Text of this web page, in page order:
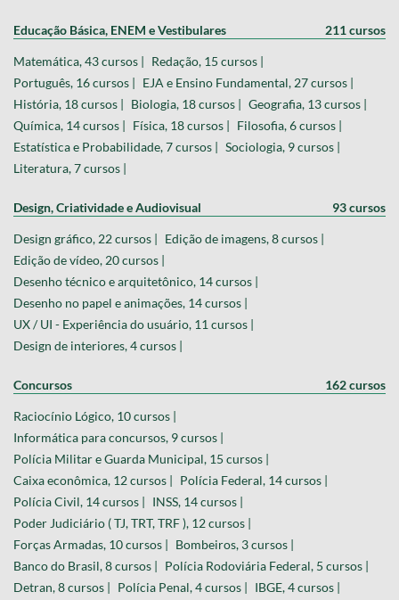
Educação Básica, ENEM e Vestibulares 211 cursos
Matemática, 43 cursos | Redação, 15 cursos |
Português, 16 cursos | EJA e Ensino Fundamental, 27 cursos |
História, 18 cursos | Biologia, 18 cursos | Geografia, 13 cursos |
Química, 14 cursos | Física, 18 cursos | Filosofia, 6 cursos |
Estatística e Probabilidade, 7 cursos | Sociologia, 9 cursos |
Literatura, 7 cursos |
Design, Criatividade e Audiovisual 93 cursos
Design gráfico, 22 cursos | Edição de imagens, 8 cursos |
Edição de vídeo, 20 cursos |
Desenho técnico e arquitetônico, 14 cursos |
Desenho no papel e animações, 14 cursos |
UX / UI - Experiência do usuário, 11 cursos |
Design de interiores, 4 cursos |
Concursos 162 cursos
Raciocínio Lógico, 10 cursos |
Informática para concursos, 9 cursos |
Polícia Militar e Guarda Municipal, 15 cursos |
Caixa econômica, 12 cursos | Polícia Federal, 14 cursos |
Polícia Civil, 14 cursos | INSS, 14 cursos |
Poder Judiciário ( TJ, TRT, TRF ), 12 cursos |
Forças Armadas, 10 cursos | Bombeiros, 3 cursos |
Banco do Brasil, 8 cursos | Polícia Rodoviária Federal, 5 cursos |
Detran, 8 cursos | Polícia Penal, 4 cursos | IBGE, 4 cursos |